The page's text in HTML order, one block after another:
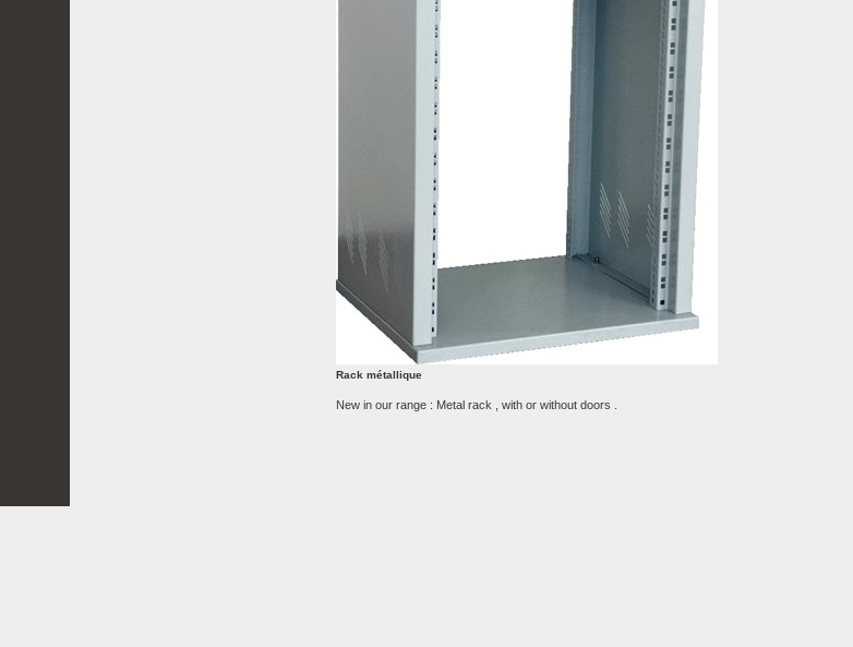
Rack métallique
New in our range : Metal rack , with or without doors .